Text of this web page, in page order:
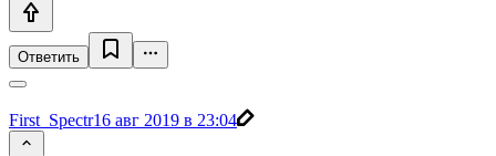
Ответить
First_Spectr16 авг 2019 в 23:04